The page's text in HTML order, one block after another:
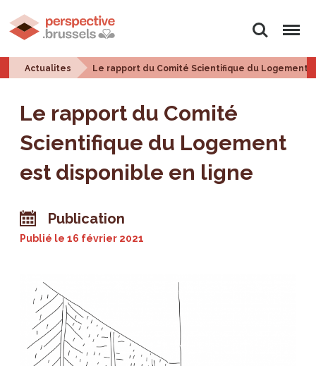
Rechercher
Menu
Actualites Le rapport du Comité Scientifique du Logement
Le rapport du Comité
Scientifique du Logement
est disponible en ligne
Publication
Publié le16 février 2021